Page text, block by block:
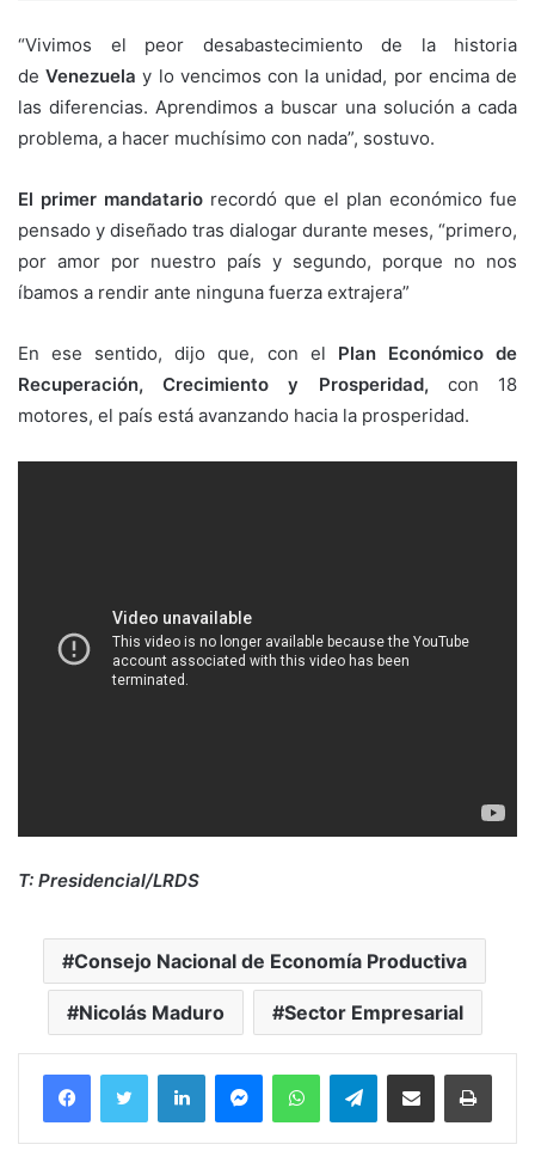
“Vivimos el peor desabastecimiento de la historia
deVenezuela y lo vencimos con la unidad, por encima de
las diferencias. Aprendimos a buscar una solución a cada
problema, a hacer muchísimo con nada”, sostuvo.
El primer mandatario recordó que el plan económico fue
pensado y diseñado tras dialogar durante meses, “primero,
por amor por nuestro país y segundo, porque no nos
íbamos a rendir ante ninguna fuerza extrajera”
En ese sentido, dijo que, con el Plan Económico de
Recuperación, Crecimiento y Prosperidad, con 18
motores, el país está avanzando hacia la prosperidad.
T: Presidencial/LRDS
Consejo Nacional de Economía Productiva
Nicolás Maduro Sector Empresarial
FacebookTwitter LinkedInMessengerWhatsAppTelegramCompartir por correo electrónico